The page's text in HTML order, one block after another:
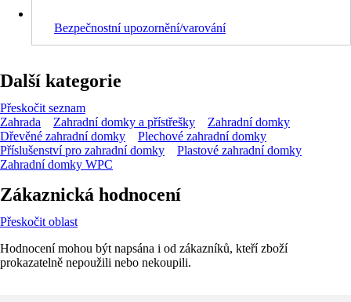
Bezpečnostní upozornění/varování
Další kategorie
Přeskočit seznam
Zahrada
Zahradní domky a přístřešky
Zahradní domky
Dřevěné zahradní domky
Plechové zahradní domky
Příslušenství pro zahradní domky
Plastové zahradní domky
Zahradní domky WPC
Zákaznická hodnocení
Přeskočit oblast
Hodnocení mohou být napsána i od zákazníků, kteří zboží
prokazatelně nepoužili nebo nekoupili.